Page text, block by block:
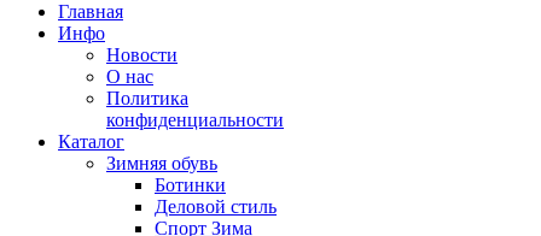
Главная
Инфо
Новости
О нас
Политика
конфиденциальности
Каталог
Зимняя обувь
Ботинки
Деловой стиль
Спорт Зима